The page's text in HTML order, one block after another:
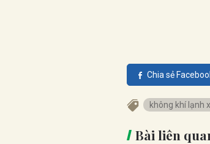
Chia sẻ
không khí lạnh
Bài liên